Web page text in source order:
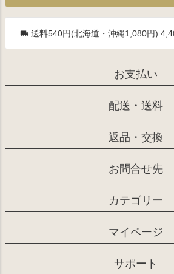
送料540円(北海道・沖縄1,080円)
お支払い
配送・送料
返品・交換
お問合せ先
カテゴリー
マイページ
サポート